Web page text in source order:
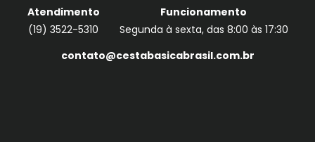
Atendimento
(19) 3522-5310
Funcionamento
Segunda à sexta, das 8:00 às 17:30
contato@cestabasicabrasil.com.br